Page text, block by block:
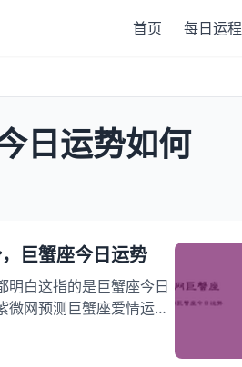
首页 每日运程
日运势如何
巨蟹座今日运势
明白这指的是巨蟹座今日
微网预测巨蟹座爱情运，
工作运势紫微解析，最
走向紫微网，请花一点时